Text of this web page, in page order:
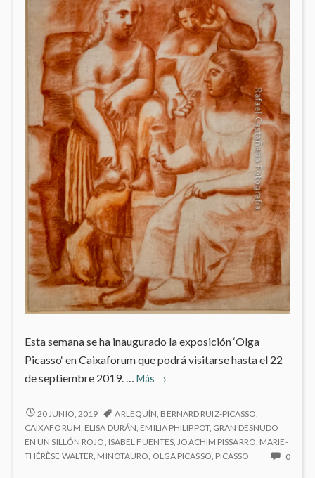
Esta semana se ha inaugurado la exposición ‘Olga
Picasso‘ en Caixaforum que podrá visitarse hasta el 22
de septiembre 2019. … Más ‘Olga
en
CaixaForum
→
‘OLGA
PICASSO’
EN
CAIXAFORUM
20 JUNIO, 2019 ARLEQUÍN, BERNARD RUIZ-PICASSO,
CAIXAFORUM, ELISA DURÁN, EMILIA PHILIPPOT, GRAN DESNUDO
EN UN SILLÓN ROJO, ISABEL FUENTES,JOACHIM PISSARRO, MARIE-
THÉRÈSE WALTER, MINOTAURO, OLGA PICASSO, PICASSO 0NO